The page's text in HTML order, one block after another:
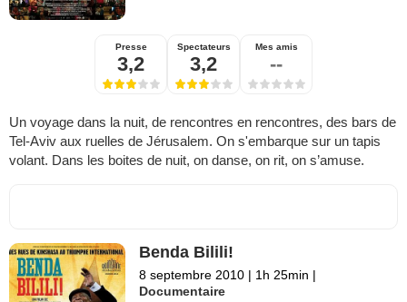
Presse
3,2
Spectateurs
3,2
Mes amis
--
Un voyage dans la nuit, de rencontres en rencontres, des bars de
Tel-Aviv aux ruelles de Jérusalem. On s'embarque sur un tapis
volant. Dans les boites de nuit, on danse, on rit, on s’amuse.
Benda Bilili!
8 septembre 2010 | 1h 25min |
Documentaire